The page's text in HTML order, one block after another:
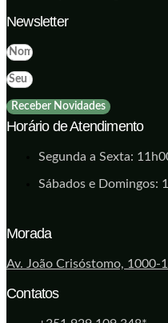
Newsletter
Receber Novidades
Horário de Atendimento
Segunda a Sexta:
Sábados e Domingos:
Morada
Av. João Crisóstomo, 1000-
Contatos